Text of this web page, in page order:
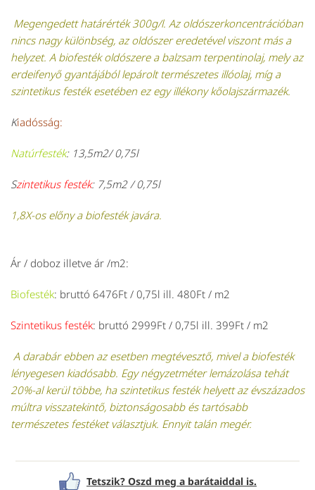
Megengedett határérték 300g/l. Az oldószerkoncentrációban
nincs nagy különbség, az oldószer eredetével viszont más a
helyzet. A biofesték oldószere a balzsam terpentinolaj, mely az
erdeifenyő gyantájából lepárolt természetes illóolaj, míg a
szintetikus festék esetében ez egy illékony kőolajszármazék.
Kiadósság:
Natúrfesték: 13,5m2/ 0,75l
Szintetikus festék: 7,5m2 / 0,75l
1,8X-os előny a biofesték javára.
Ár / doboz illetve ár /m2:
Biofesték: bruttó 6476Ft / 0,75l ill. 480Ft / m2
Szintetikus festék: bruttó 2999Ft / 0,75l ill. 399Ft / m2
A darabár ebben az esetben megtévesztő, mivel a biofesték
lényegesen kiadósabb. Egy négyzetméter lemázolása tehát
20%-al kerül többe, ha szintetikus festék helyett az évszázados
múltra visszatekintő, biztonságosabb és tartósabb
természetes festéket választjuk. Ennyit talán megér.
Tetszik? Oszd meg a barátaiddal is.